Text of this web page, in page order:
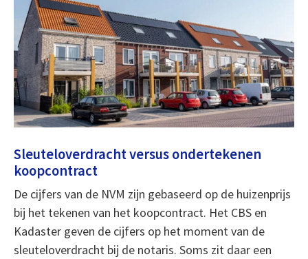
Sleuteloverdracht versus ondertekenen
koopcontract
De cijfers van de NVM zijn gebaseerd op de huizenprijs
bij het tekenen van het koopcontract. Het CBS en
Kadaster geven de cijfers op het moment van de
sleuteloverdracht bij de notaris. Soms zit daar een